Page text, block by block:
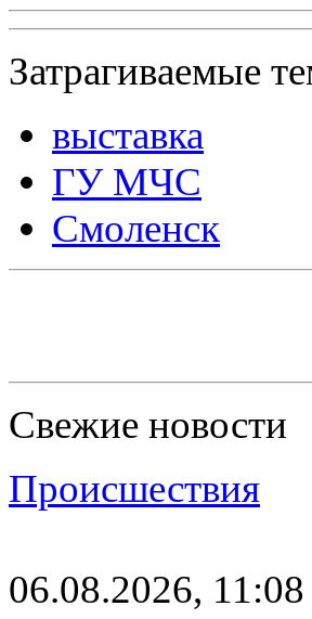
Затрагиваемые
выставка
ГУ МЧС
Смоленск
Свежие новости
Происшествия
06.08.2026, 11:08